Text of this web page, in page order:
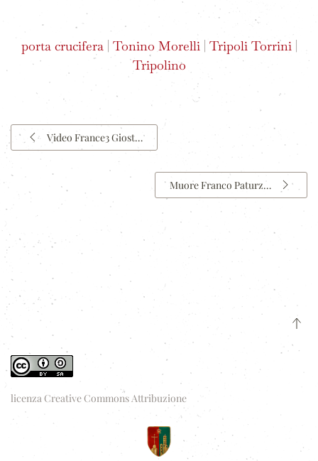
porta crucifera| Tonino Morelli| Tripoli Torrini|
Tripolino
Video France3 Giost…
Muore Franco Paturz…
licenza Creative Commons Attribuzione